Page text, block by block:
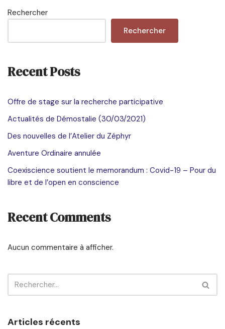
Rechercher
Rechercher
Recent Posts
Offre de stage sur la recherche participative
Actualités de Démostalie (30/03/2021)
Des nouvelles de l’Atelier du Zéphyr
Aventure Ordinaire annulée
Coexiscience soutient le memorandum : Covid-19 – Pour du
libre et de l’open en conscience
Recent Comments
Aucun commentaire à afficher.
Articles récents